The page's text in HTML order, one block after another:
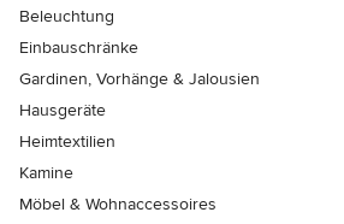
Beleuchtung
Einbauschränke
Gardinen, Vorhänge & Jalousien
Hausgeräte
Heimtextilien
Kamine
Möbel & Wohnaccessoires